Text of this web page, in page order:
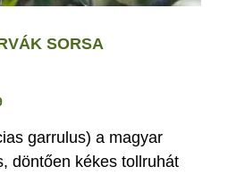
SORSA
garrulus) a magyar
döntően kékes tollruhát